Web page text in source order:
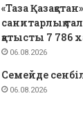
«Таза
санитарлық
қатысты 7
06.08.2026
Семейде
06.08.2026